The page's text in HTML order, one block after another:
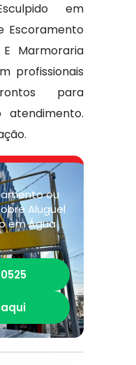
em
Escoramento
Marmoraria
profissionais
para
ou
Aluguel
em Água